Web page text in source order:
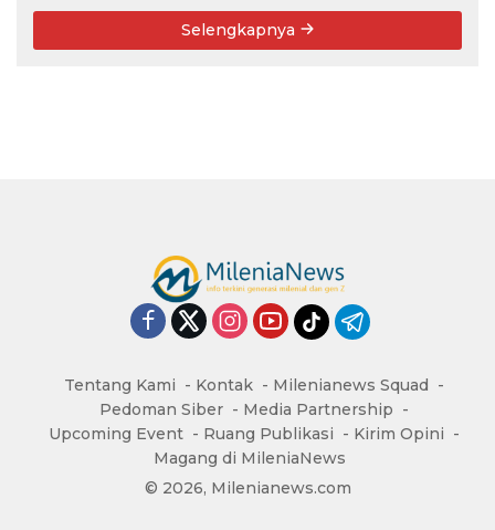
Selengkapnya
Tentang Kami Kontak
Milenianews Squad
Pedoman Siber
Media Partnership
Upcoming Event
Ruang Publikasi
Kirim Opini
Magang di MileniaNews
© 2026, Milenianews.com